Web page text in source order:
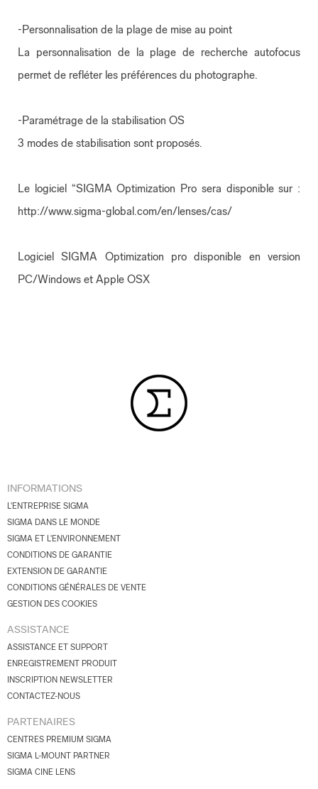
-Personnalisation de la plage de mise au point
La personnalisation de la plage de recherche autofocus
permet de refléter les préférences du photographe.
-Paramétrage de la stabilisation OS
3 modes de stabilisation sont proposés.
Le logiciel “SIGMA Optimization Pro sera disponible sur :
http://www.sigma-global.com/en/lenses/cas/
Logiciel SIGMA Optimization pro disponible en version
PC/Windows et Apple OSX
INFORMATIONS
L'ENTREPRISE SIGMA
SIGMA DANS LE MONDE
SIGMA ET L'ENVIRONNEMENT
CONDITIONS DE GARANTIE
EXTENSION DE GARANTIE
CONDITIONS GÉNÉRALES DE VENTE
GESTION DES COOKIES
ASSISTANCE
ASSISTANCE ET SUPPORT
ENREGISTREMENT PRODUIT
INSCRIPTION NEWSLETTER
CONTACTEZ-NOUS
PARTENAIRES
CENTRES PREMIUM SIGMA
SIGMA L-MOUNT PARTNER
SIGMA CINE LENS